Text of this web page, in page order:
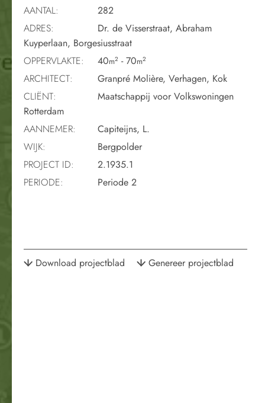
AANTAL:
282
ADRES:
Dr. de Visserstraat, Abraham
Kuyperlaan, Borgesiusstraat
OPPERVLAKTE:
40m2 - 70m2
ARCHITECT:
Granpré Molière, Verhagen, Kok
CLIËNT:
Maatschappij voor Volkswoningen
Rotterdam
AANNEMER:
Capiteijns, L.
WIJK:
Bergpolder
PROJECT ID:
2.1935.1
PERIODE:
Periode 2
Download projectblad Genereer projectblad